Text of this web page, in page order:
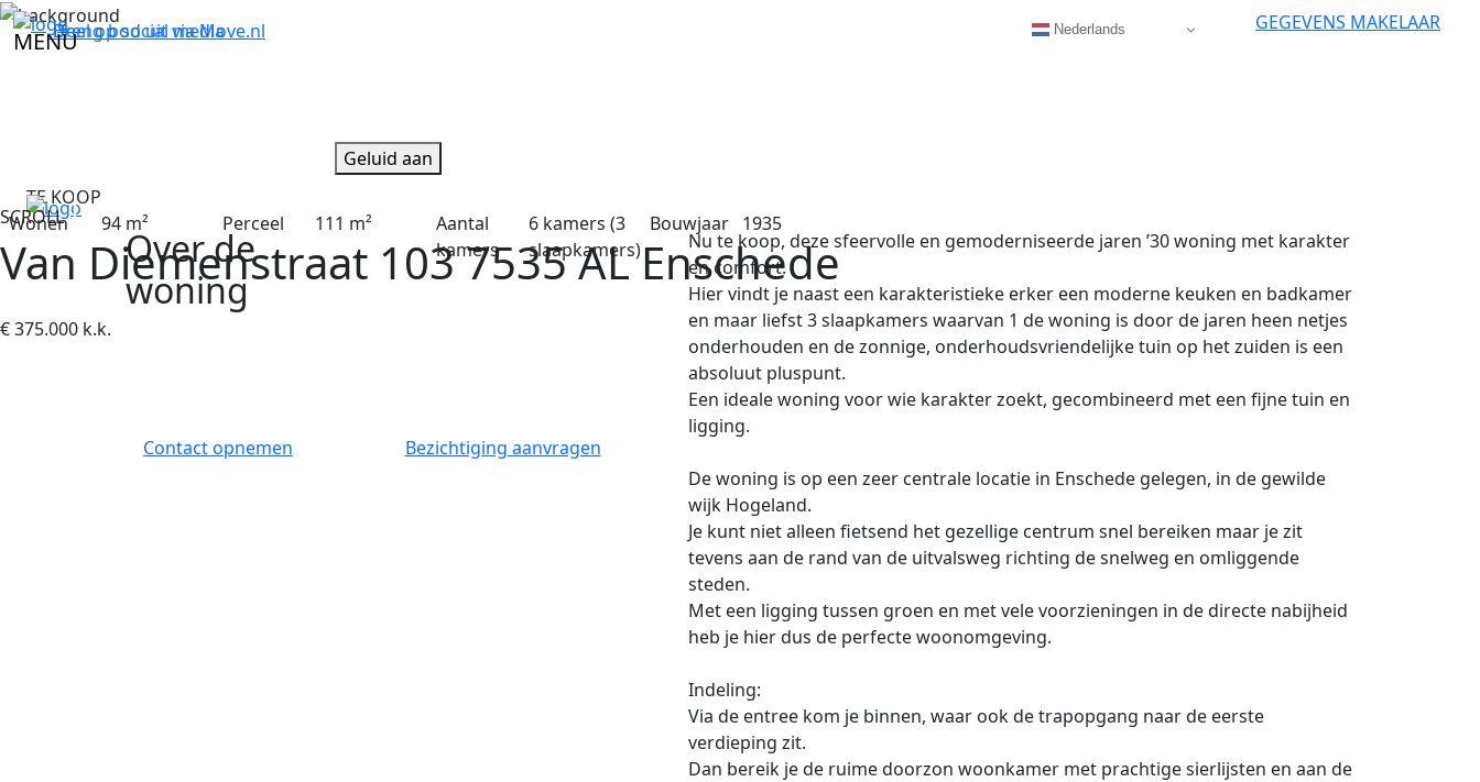
MENU
GEGEVENS MAKELAAR
Breng bod uit viaMove.nl
Deel op social media
Geluid aan
TE KOOP
Van Diemenstraat 1037535 AL Enschede
€ 375.000 k.k.
Wonen 94 m² Perceel 111 m²
Aantal
kamers
6 kamers(3
slaapkamers)
Bouwjaar 1935
SCROLL
Over de
woning
Contact opnemen Bezichtiging aanvragen
Nu te koop, deze sfeervolle en gemoderniseerde jaren ’30 woning met karakter
en comfort.
Hier vindt je naast een karakteristieke erker een moderne keuken en badkamer
en maar liefst 3 slaapkamers waarvan 1 de woning is door de jaren heen netjes
onderhouden en de zonnige, onderhoudsvriendelijke tuin op het zuiden is een
absoluut pluspunt.
Een ideale woning voor wie karakter zoekt, gecombineerd met een fijne tuin en
ligging.
De woning is op een zeer centrale locatie in Enschede gelegen, in de gewilde
wijk Hogeland.
Je kunt niet alleen fietsend het gezellige centrum snel bereiken maar je zit
tevens aan de rand van de uitvalsweg richting de snelweg en omliggende
steden.
Met een ligging tussen groen en met vele voorzieningen in de directe nabijheid
heb je hier dus de perfecte woonomgeving.
Indeling:
Via de entree kom je binnen, waar ook de trapopgang naar de eerste
verdieping zit.
Dan bereik je de ruime doorzon woonkamer met prachtige sierlijsten en aan de
Nederlands